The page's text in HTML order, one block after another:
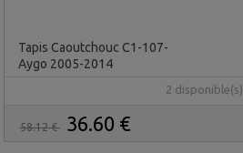
Tapis Caoutchouc C1-107-
Aygo 2005-2014
2 disponible(s)
58.12 € 36.60 €